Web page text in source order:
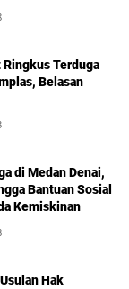
Terduga
Belasan
di Medan Denai,
Bantuan Sosial
Kemiskinan
Hak